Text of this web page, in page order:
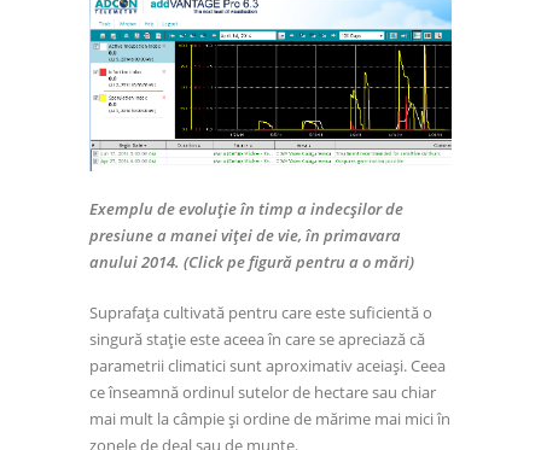
Exemplu de evoluție în timp a indecșilor de
presiune a manei viței de vie, în primavara
anului 2014. (Click pe figură pentru a o mări)
Suprafața cultivată pentru care este suficientă o
singură stație este aceea în care se apreciază că
parametrii climatici sunt aproximativ aceiași. Ceea
ce înseamnă ordinul sutelor de hectare sau chiar
mai mult la câmpie și ordine de mărime mai mici în
zonele de deal sau de munte.